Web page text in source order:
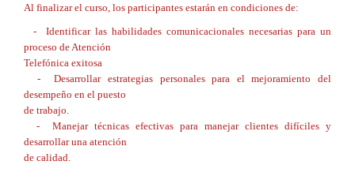
Al finalizar el curso, los participantes estarán en condiciones de:
- Identificar las habilidades comunicacionales necesarias para un
proceso de Atención
Telefónica exitosa
- Desarrollar estrategias personales para el mejoramiento del
desempeño en el puesto
de trabajo.
- Manejar técnicas efectivas para manejar clientes difíciles y
desarrollar una atención
de calidad.